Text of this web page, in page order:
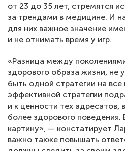
от 23 до 35 лет, стремятся
за трендами в медицине. И
для них важное значение
и не отнимать время у игр.
«Разница между
здорового образа жизни, не
быть одной стратегии на
эффективной стратегии
и к ценности тех
более здорового поведения.
картину», — констатирует
важно также повышать